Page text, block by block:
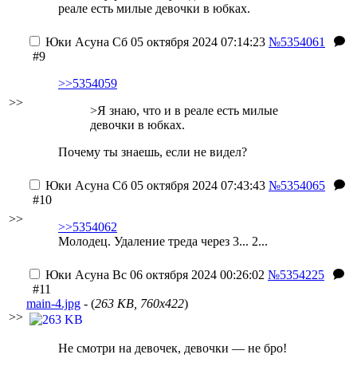
реале есть милые девочки в юбках.
>>
Юки Асуна Сб 05 октября 2024 07:14:23 №5354061
#9
>>5354059
>Я знаю, что и в реале есть милые
девочки в юбках.
Почему ты знаешь, если не видел?
>>
Юки Асуна Сб 05 октября 2024 07:43:43 №5354065
#10
>>5354062
Молодец. Удаление треда через 3... 2...
>>
Юки Асуна Вс 06 октября 2024 00:26:02 №5354225
#11
main-4.jpg - (263 KB, 760x422)
Не смотри на девочек, девочки — не бро!